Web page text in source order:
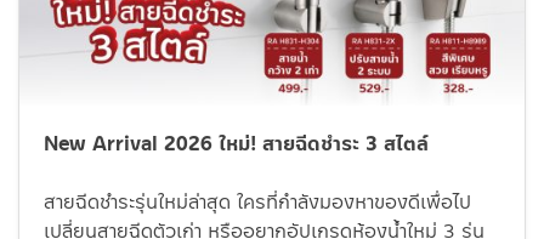
New Arrival 2026 ใหม่! สายฉีดชำระ 3 สไตล์
สายฉีดชำระรุ่นใหม่ล่าสุด ใครที่กำลังมองหาของดีเพื่อไป
เปลี่ยนสายฉีดตัวเก่า หรืออยากอัปเกรดห้องน้ำใหม่ 3 รุ่น